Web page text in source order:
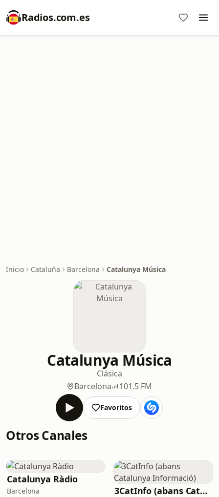
Radios.com.es
Inicio Cataluña Barcelona Catalunya Música
Catalunya Música
Clásica
Barcelona
101.5 FM
Favoritos
Otros Canales
Catalunya Ràdio
Barcelona 3CatInfo (abans Catalunya Informació)